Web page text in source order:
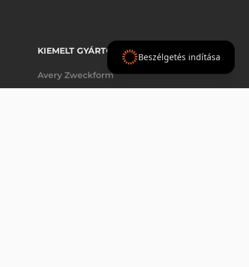
KIEMELT GYÁRTÓINK
Avery Zweckform
Beszélgetés indítása